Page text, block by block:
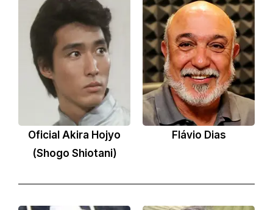
Oficial Akira Hojyo
(Shogo Shiotani)
Flávio Dias